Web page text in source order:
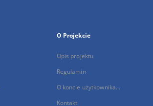
O Projekcie
Opis projektu
Regulamin
O koncie użytkownika...
Kontakt